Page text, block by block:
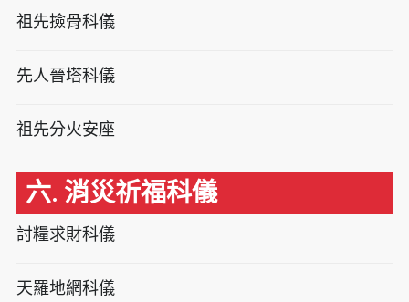
祖先撿骨科儀
先人晉塔科儀
祖先分火安座
六. 消災祈福科儀
討糧求財科儀
天羅地網科儀